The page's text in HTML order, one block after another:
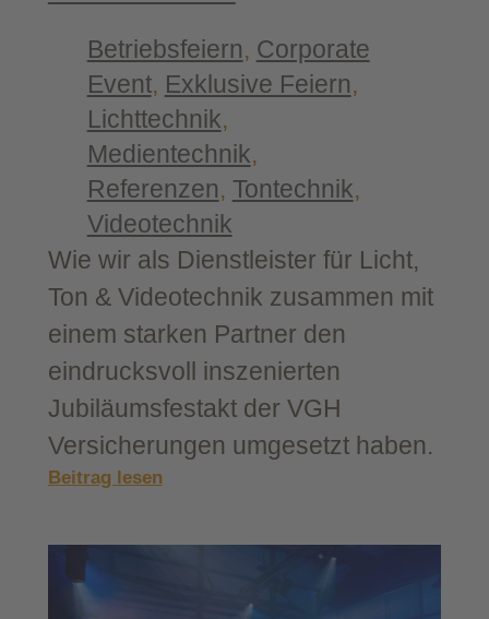
se
Indus­
trie 2025
Betriebsfeiern, Corporate
Event, Exklusive Feiern
Lichttechnik
Medientechnik
Referenzen, Tontechnik
Videotechnik
Wie wir als Dienstleister für Licht,
Ton & Videotechnik zusammen mit
einem starken Partner den
eindrucksvoll inszenierten
Jubiläumsfestakt der VGH
Versicherungen umgesetzt haben.
Beitrag lesen: